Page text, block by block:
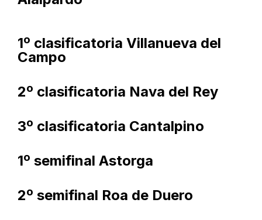
1º clasificatoria Villanueva del
Campo
2º clasificatoria Nava del Rey
3º clasificatoria Cantalpino
1º semifinal Astorga
2º semifinal Roa de Duero